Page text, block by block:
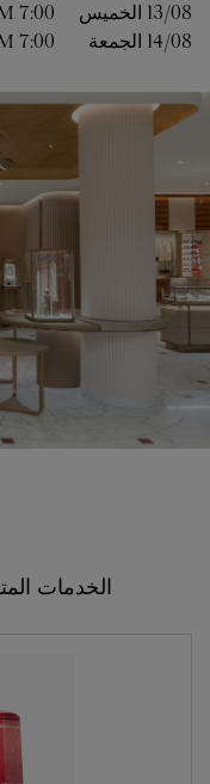
13/08 الخميس 7:00 AM
14/08 الجمعة 7:00 AM
الخدمات